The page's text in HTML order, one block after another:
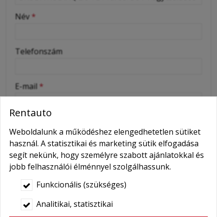
-
-
-
-
-
-
Név *
Telefonszám
E-mail *
Autó átvétel dátuma és ideje
Autó leadás dátuma és ideje
Rentauto
Weboldalunk a működéshez elengedhetetlen sütiket
használ. A statisztikai és marketing sütik elfogadása
segít nekünk, hogy személyre szabott ajánlatokkal és
jobb felhasználói élménnyel szolgálhassunk.
Funkcionális (szükséges)
Analitikai, statisztikai